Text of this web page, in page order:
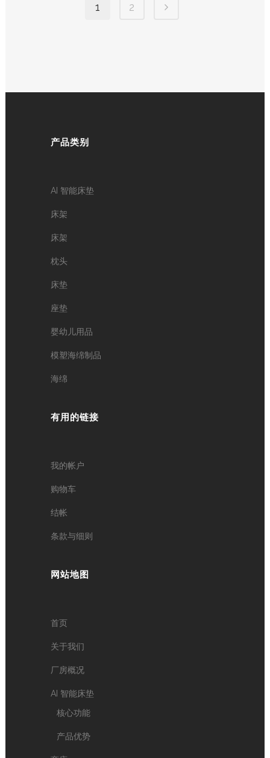
1 2
产品类别
AI 智能床垫
床架
床架
枕头
床垫
座垫
婴幼儿用品
模塑海绵制品
海绵
有用的链接
我的帐户
购物车
结帐
条款与细则
网站地图
首页
关于我们
厂房概况
AI 智能床垫
核心功能
产品优势